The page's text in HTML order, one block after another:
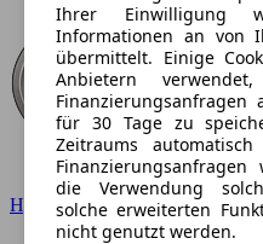
Ihrer Einwilligung
Informationen an von
übermittelt. Einige
Anbietern
Finanzierungsanfragen
für 30 Tage zu
Zeitraums
Finanzierungsanfragen
die Verwendung
solche erweiterten
nicht genutzt werden.
Hyundai